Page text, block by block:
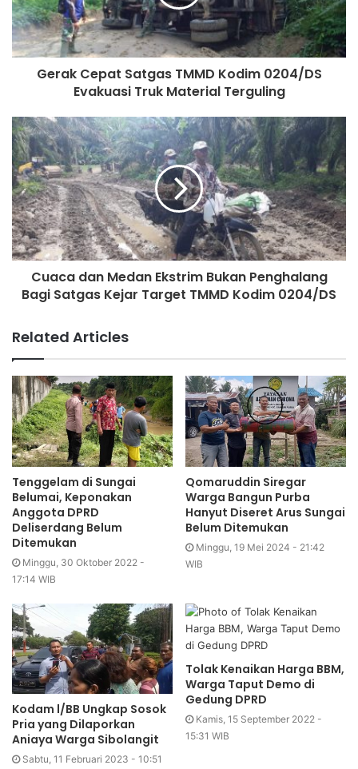
Gerak Cepat Satgas TMMD Kodim 0204/DS
Evakuasi Truk Material Terguling
Cuaca dan Medan Ekstrim Bukan Penghalang
Bagi Satgas Kejar Target TMMD Kodim 0204/DS
Related Articles
Tenggelam di Sungai
Belumai, Keponakan
Anggota DPRD
Deliserdang Belum
Ditemukan
Minggu, 30 Oktober 2022 -
17:14 WIB
Qomaruddin Siregar
Warga Bangun Purba
Hanyut Diseret Arus Sungai
Belum Ditemukan
Minggu, 19 Mei 2024 - 21:42
WIB
Kodam l/BB Ungkap Sosok
Pria yang Dilaporkan
Aniaya Warga Sibolangit
Sabtu, 11 Februari 2023 - 10:51
Tolak Kenaikan Harga BBM,
Warga Taput Demo di
Gedung DPRD
Kamis, 15 September 2022 -
15:31 WIB